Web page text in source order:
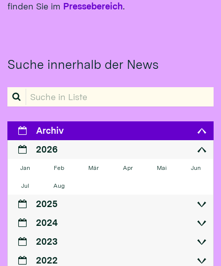
finden Sie im Pressebereich.
Suche innerhalb der News
Suche in Liste
Archiv
2026
Jan Feb Mär Apr Mai Jun
Jul Aug
2025
2024
2023
2022